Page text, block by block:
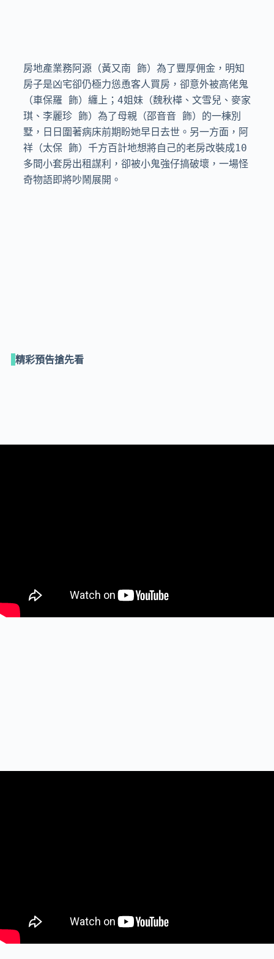
房地產業務阿源（黃又南 飾）為了豐厚佣金，明知
房子是凶宅卻仍極力慫恿客人買房，卻意外被高佬鬼
（車保羅 飾）纏上；4姐妹（魏秋樺、文雪兒、麥家
琪、李麗珍 飾）為了母親（邵音音 飾）的一棟別
墅，日日圍著病床前期盼她早日去世。另一方面，阿
祥（太保 飾）千方百計地想將自己的老房改裝成10
多間小套房出租謀利，卻被小鬼強仔搞破壞，一場怪
奇物語即將吵鬧展開。
精彩預告搶先看